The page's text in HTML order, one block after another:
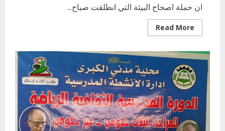
ان حملة اصحاح البيئة التي انطلقت صباح...
Read More
more
التربية
المشاركة
في
اصحاح
البيئة
قيم
ومعاني
و
دلالات
تربوية